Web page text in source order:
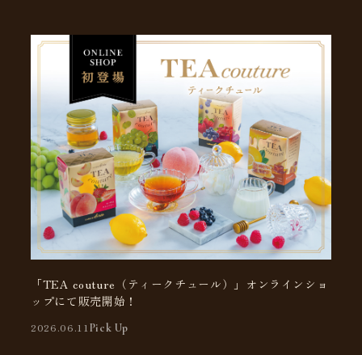
「TEA couture（ティークチュール）」オンラインショ
ップにて販売開始！
2026.06.11 Pick Up